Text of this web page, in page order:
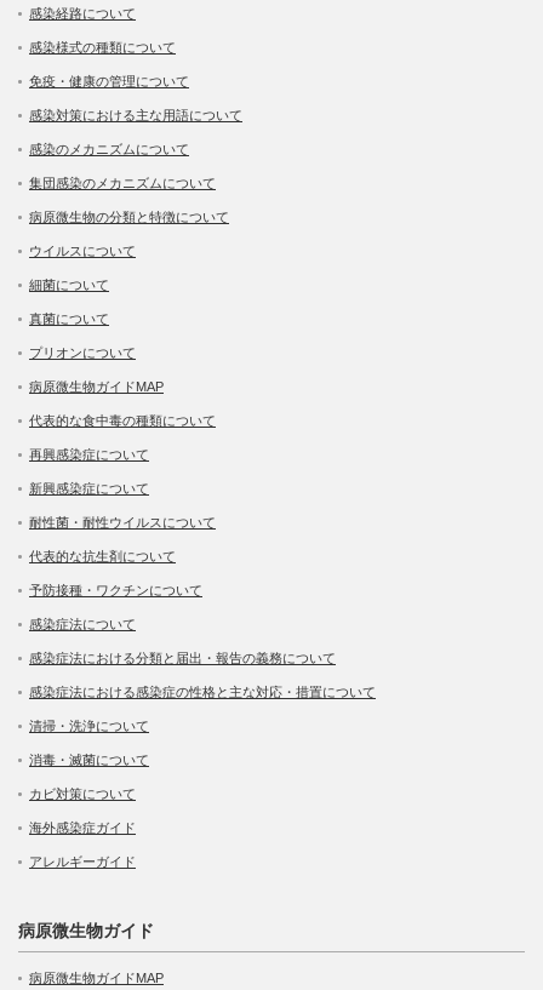
感染経路について
感染様式の種類について
免疫・健康の管理について
感染対策における主な用語について
感染のメカニズムについて
集団感染のメカニズムについて
病原微生物の分類と特徴について
ウイルスについて
細菌について
真菌について
プリオンについて
病原微生物ガイドMAP
代表的な食中毒の種類について
再興感染症について
新興感染症について
耐性菌・耐性ウイルスについて
代表的な抗生剤について
予防接種・ワクチンについて
感染症法について
感染症法における分類と届出・報告の義務について
感染症法における感染症の性格と主な対応・措置について
清掃・洗浄について
消毒・滅菌について
カビ対策について
海外感染症ガイド
アレルギーガイド
病原微生物ガイド
病原微生物ガイドMAP